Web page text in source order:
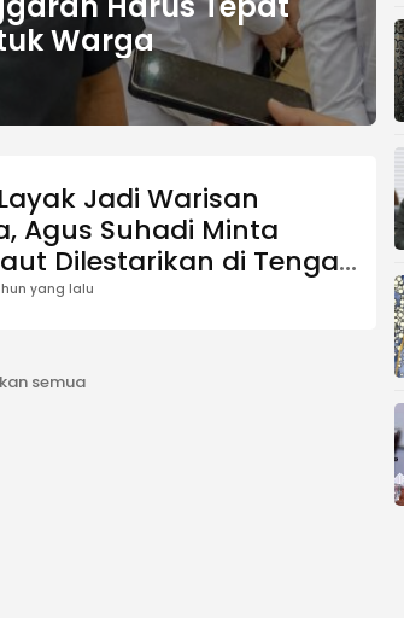
Warga
Jadi Warisan
Agus Suhadi Minta
Dilestarikan di Tengah
yang lalu
semua